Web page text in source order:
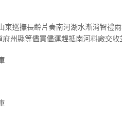
東巡撫長齡片奏南河湖水漸消智禮
府州縣等儘買儘運趕抵南河料廠交